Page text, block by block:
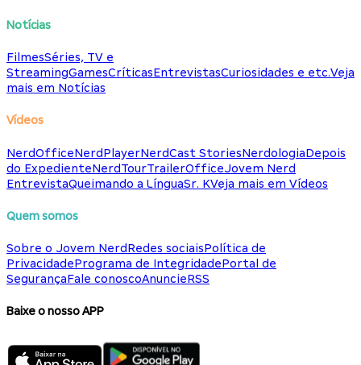
Notícias
FilmesSéries, TV e
StreamingGamesCríticasEntrevistasCuriosidades e etc.Veja
mais em Notícias
Vídeos
NerdOfficeNerdPlayerNerdCast StoriesNerdologiaDepois
do ExpedienteNerdTourTrailerOfficeJovem Nerd
EntrevistaQueimando a LínguaSr. KVeja mais em Vídeos
Quem somos
Sobre o Jovem NerdRedes sociaisPolítica de
PrivacidadePrograma de IntegridadePortal de
SegurançaFale conoscoAnuncieRSS
Baixe o nosso APP